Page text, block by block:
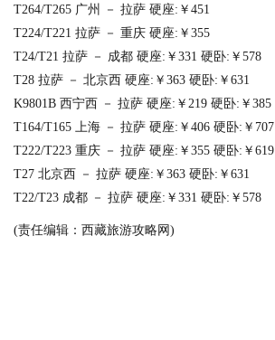
T264/T265 广州 － 拉萨 硬座:￥451
T224/T221 拉萨 － 重庆 硬座:￥355
T24/T21 拉萨 － 成都 硬座:￥331 硬卧:￥578
T28 拉萨 － 北京西 硬座:￥363 硬卧:￥631
K9801B 西宁西 － 拉萨 硬座:￥219 硬卧:￥385
T164/T165 上海 － 拉萨 硬座:￥406 硬卧:￥707
T222/T223 重庆 － 拉萨 硬座:￥355 硬卧:￥619
T27 北京西 － 拉萨 硬座:￥363 硬卧:￥631
T22/T23 成都 － 拉萨 硬座:￥331 硬卧:￥578
(责任编辑：西藏旅游攻略网)